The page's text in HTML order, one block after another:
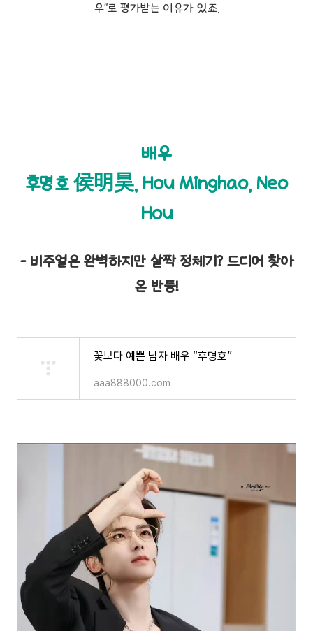
우"로 평가받는 이유가 있죠.
배우
후명호 侯明昊, Hou Minghao, Neo
Hou
- 비주얼은 완벽하지만 살짝 정체기? 드디어 찾아
온 반등!
꽃보다 예쁜 남자 배우 “후명호”
aaa888000.com